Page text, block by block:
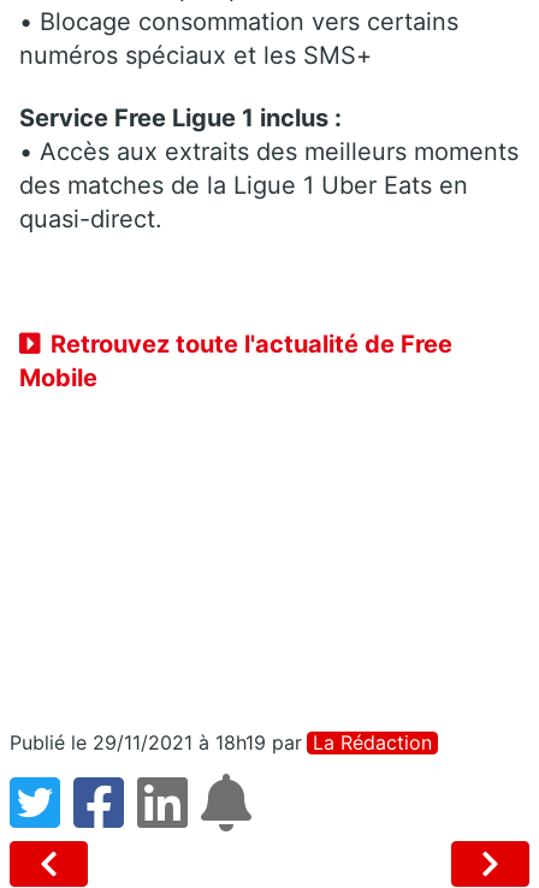
• Blocage consommation vers certains
numéros spéciaux et les SMS+
Service Free Ligue 1 inclus :
• Accès aux extraits des meilleurs moments
des matches de la Ligue 1 Uber Eats en
quasi-direct.
Retrouvez toute l'actualité de Free
Mobile
Publié le 29/11/2021 à 18h19 par La Rédaction